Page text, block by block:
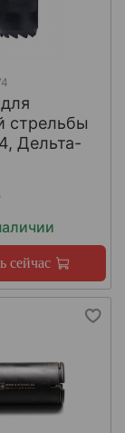
стрельбы
Дельта-
сейчас